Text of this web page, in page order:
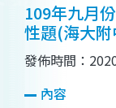
109年九月
性題(海大
發佈時間：
內容